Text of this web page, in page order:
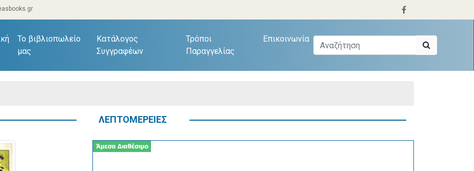
(current)
Το βιβλιοπωλείο
μας
Κατάλογος
Συγγραφέων
Τρόποι
Παραγγελίας
Επικοινωνία
ΛΕΠΤΟΜΕΡΕΙΕΣ